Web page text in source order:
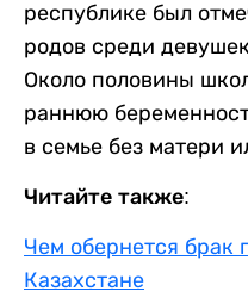
республике был
родов среди
Около половины
раннюю
в семье без матери
Читайте также:
Чем обернется
Казахстане